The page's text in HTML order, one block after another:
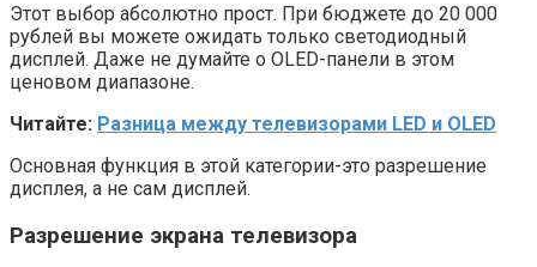
Этот выбор абсолютно прост. При бюджете до 20 000
рублей вы можете ожидать только светодиодный
дисплей. Даже не думайте о OLED-панели в этом
ценовом диапазоне.
Читайте: Разница между телевизорами LED и OLED
Основная функция в этой категории-это разрешение
дисплея, а не сам дисплей.
Разрешение экрана телевизора